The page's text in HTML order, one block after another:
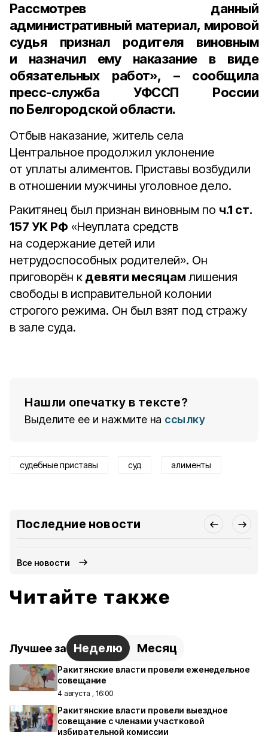
Рассмотрев данный
административный материал, мировой
судья признал родителя виновным
и назначил ему наказание в виде
обязательных работ», – сообщила
пресс-служба УФССП России
по Белгородской области.
Отбыв наказание, житель села
Центральное продолжил уклонение
от уплаты алиментов. Приставы возбудили
в отношении мужчины уголовное дело.
Ракитянец был признан виновным по ч.1 ст.
157 УК РФ «Неуплата средств
на содержание детей или
нетрудоспособных родителей». Он
приговорён к девяти месяцам лишения
свободы в исправительной колонии
строгого режима. Он был взят под стражу
в зале суда.
Нашли опечатку в тексте?
Выделите ее и нажмите на ссылку
судебные приставы суд алименты
Последние новости
Все новости
Читайте также
Лучшее за Неделю Месяц
Ракитянские власти провели еженедельное
совещание
4 августа , 16:00
Ракитянские власти провели выездное
совещание с членами участковой
избирательной комиссии